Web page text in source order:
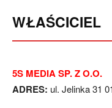
WŁAŚCICIEL
5S MEDIA SP. Z O.O.
ADRES: ul. Jelinka 31